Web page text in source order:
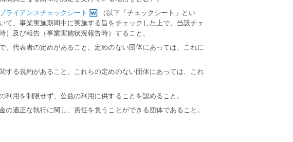
ライアンスチェックシート
（以下「チェックシート」とい
て、事業実施期間中に実施する旨をチェックした上で、当該チェ
）及び報告（事業実施状況報告時）すること。
、代表者の定めがあること。定めのない団体にあっては、これに
する規約があること。これらの定めのない団体にあっては、これ
用を制限せず、公益の利用に供することを認めること。
の適正な執行に関し、責任を負うことができる団体であること。